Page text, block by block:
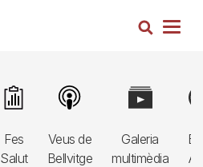
Cerca
Fes
Salut
Image
Veus de
Bellvitge
Image
Galeria
multimèdia
Image